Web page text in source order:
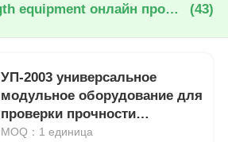
tensile strength equipment онлайн производство (43)
УП-2003 универсальное
модульное оборудование для
проверки прочности
натяжения, стабильная
MOQ：1 единица